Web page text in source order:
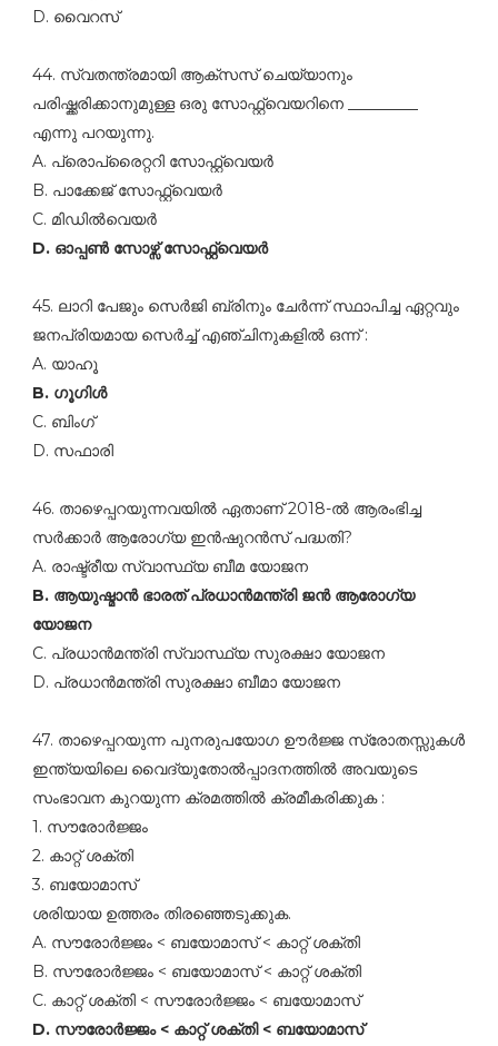
D. വൈറസ്‌
44. സ്വതന്ത്രമായി ആക്‌സസ്‌ ചെയ്യാനും
പരിഷ്ക്കരിക്കാനുമുള്ള ഒരു സോഫ്റ്റ്‌വെയറിനെ _________
എന്നു പറയുന്നു.
A. പ്രൊപ്രൈറ്ററി സോഫ്റ്റ്‌വെയര്‍
B. പാക്കേജ്‌ സോഫ്റ്റ്‌വെയര്‍
C. മിഡില്‍വെയര്‍
D. ഓപ്പണ്‍ സോഴ്സ്‌ സോഫ്റ്റ്‌വെയര്‍
45. ലാറി പേജും സെര്‍ജി ബ്രിനും ചേര്‍ന്ന്‌ സ്ഥാപിച്ച ഏറ്റവും
ജനപ്രിയമായ സെര്‍ച്ച്‌ എഞ്ചിനുകളില്‍ ഒന്ന്‌ :
A. യാഹൂ
B. ഗൂഗിള്‍
C. ബിംഗ്‌
D. സഫാരി
46. താഴെപ്പറയുന്നവയില്‍ ഏതാണ്‌ 2018-ല്‍ ആരംഭിച്ച
സര്‍ക്കാര്‍ ആരോഗ്യ ഇന്‍ഷുറന്‍സ്‌ പദ്ധതി?
A. രാഷ്ട്രീയ സ്വാസ്ഥ്യ ബീമ യോജന
B. ആയുഷ്മാന്‍ ഭാരത്‌ പ്രധാന്‍മന്ത്രി ജന്‍ ആരോഗ്യ
യോജന
C. പ്രധാന്‍മന്ത്രി സ്വാസ്ഥ്യ സുരക്ഷാ യോജന
D. പ്രധാന്‍മന്ത്രി സുരക്ഷാ ബീമാ യോജന
47. താഴെപ്പറയുന്ന പുനരുപയോഗ ഊര്‍ജ്ജ സ്രോതസ്സുകള്‍
ഇന്ത്യയിലെ വൈദ്യുതോല്‍പ്പാദനത്തില്‍ അവയുടെ
സംഭാവന കുറയുന്ന ക്രമത്തില്‍ ക്രമീകരിക്കുക :
1. സൗരോര്‍ജ്ജം
2. കാറ്റ്‌ ശക്തി
3. ബയോമാസ്‌
ശരിയായ ഉത്തരം തിരഞ്ഞെടുക്കുക.
A. സൗരോര്‍ജ്ജം < ബയോമാസ്‌ < കാറ്റ്‌ ശക്തി
B. സൗരോര്‍ജ്ജം < ബയോമാസ്‌ < കാറ്റ്‌ ശക്തി
C. കാറ്റ്‌ ശക്തി < സൗരോര്‍ജ്ജം < ബയോമാസ്‌
D. സൗരോര്‍ജ്ജം < കാറ്റ്‌ ശക്തി < ബയോമാസ്‌